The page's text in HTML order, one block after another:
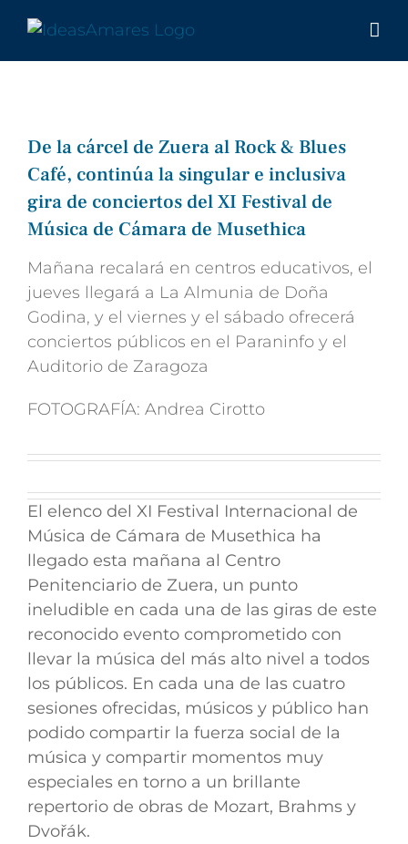
contenido
De la cárcel de Zuera al Rock & Blues
Café, continúa la singular e inclusiva
gira de conciertos del XI Festival de
Música de Cámara de Musethica
Mañana recalará en centros educativos, el
jueves llegará a La Almunia de Doña
Godina, y el viernes y el sábado ofrecerá
conciertos públicos en el Paraninfo y el
Auditorio de Zaragoza
FOTOGRAFÍA: Andrea Cirotto
El elenco del XI Festival Internacional de
Música de Cámara de Musethica ha
llegado esta mañana al Centro
Penitenciario de Zuera, un punto
ineludible en cada una de las giras de este
reconocido evento comprometido con
llevar la música del más alto nivel a todos
los públicos. En cada una de las cuatro
sesiones ofrecidas, músicos y público han
podido compartir la fuerza social de la
música y compartir momentos muy
especiales en torno a un brillante
repertorio de obras de Mozart, Brahms y
Dvořák.